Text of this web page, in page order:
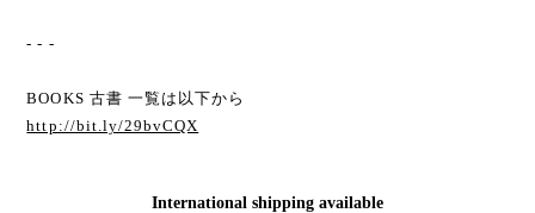
- - -
BOOKS 古書 一覧は以下から
http://bit.ly/29bvCQX
International shipping available